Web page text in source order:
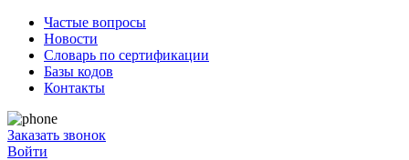
Частые вопросы
Новости
Словарь по сертификации
Базы кодов
Контакты
Заказать звонок
Войти